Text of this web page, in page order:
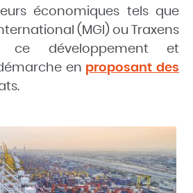
économiques tels que
(MGI) ou Traxens
ce développement et
en proposant des